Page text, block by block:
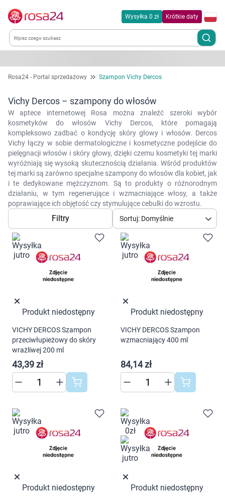
Wysyłka 0 zł Krótkie daty
Kategorie
Chemia gospodarcza
Dla zwierząt
Dom i ogród
Zdrowie
Kobieta w ciąży i mama
Dziecko
Higiena
Kosmetyki
Mężczyzna
Zdrowy styl życia
Sprzęt medyczny
Motoryzacja
Grupy produktowe
Rosa24 - Portal sprzedażowy Szampon Vichy Dercos
Vichy Dercos – szampony do włosów
W aptece internetowej Rosa można znaleźć szeroki wybór
kosmetyków do włosów Vichy Dercos, które pomagają
kompleksowo zadbać o kondycję skóry głowy i włosów. Dercos
Vichy łączy w sobie dermatologiczne i kosmetyczne podejście do
pielęgnacji włosów i skóry głowy, dzięki czemu kosmetyki tej marki
wyróżniają się wysoką skutecznością działania. Wśród produktów
tej marki są zarówno specjalne szampony do włosów dla kobiet, jak
i te dedykowane mężczyznom. Są to produkty o różnorodnym
działaniu, w tym regenerujące i wzmacniające włosy, a także
poprawiające ich objętość czy stymulujące cebulki do wzrostu.
Filtry Sortuj: Domyślnie
Produkt niedostępny
VICHY DERCOS Szampon
przeciwłupieżowy do skóry
wrażliwej 200 ml
43,39 zł
Produkt niedostępny
VICHY DERCOS Szampon
wzmacniający 400 ml
84,14 zł
Produkt niedostępny Produkt niedostępny